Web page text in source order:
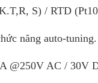
S) / RTD
năng auto-tuning.
@250V AC / 30V